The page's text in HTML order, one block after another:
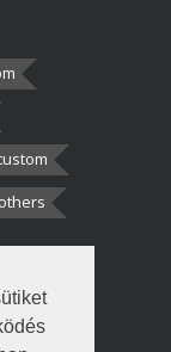
fél autót,